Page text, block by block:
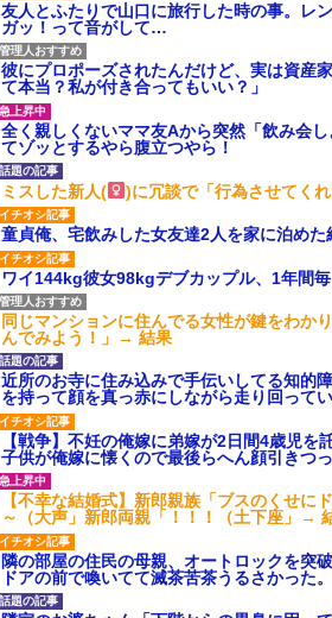
友人とふたりで山口に旅行した時の事。レ
ガッ！って音がして…
彼にプロポーズされたんだけど、実は資産
て本当？私が付き合ってもいい？」
全く親しくないママ友Aから突然「飲み会
てゾッとするやら腹立つやら！
ミスした新人( )に冗談で「行為させてく
童貞俺、宅飲みした女友達2人を家に泊めた
ワイ144kg彼女98kgデブカップル、1年間
同じマンションに住んでる女性が鍵をわか
んでみよう！」→ 結果
近所のお寺に住み込みで手伝いしてる知的
を持って顔を真っ赤にしながら走り回って
【戦争】不妊の俺嫁に弟嫁が2日間4歳児
子供が俺嫁に懐くので最後らへん顔引き
【不幸な結婚式】新郎親族「ブスのくせ
～（大声」新郎両親「！！！（土下座」→
隣の部屋の住民の母親、オートロックを突
ドアの前で喚いてて滅茶苦茶うるさかった。